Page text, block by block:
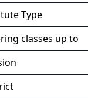
Type
classes up to